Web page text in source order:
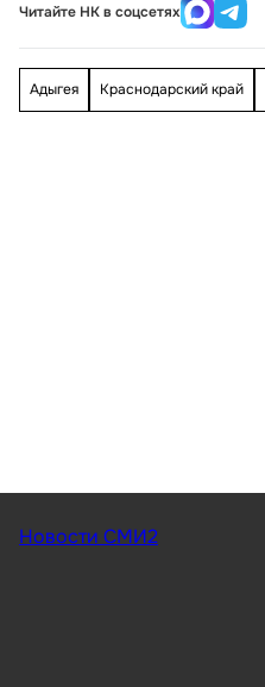
Читайте НК в соцсетях
Адыгея Краснодарский край
Новости СМИ2